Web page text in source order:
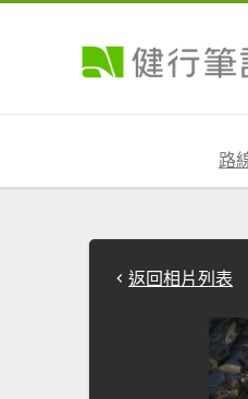
路
返回相片列表